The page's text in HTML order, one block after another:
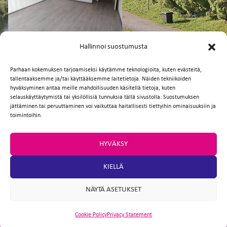
Hallinnoi suostumusta
Parhaan kokemuksen tarjoamiseksi käytämme teknologioita, kuten evästeitä,
tallentaaksemme ja/tai käyttääksemme laitetietoja. Näiden tekniikoiden
hyväksyminen antaa meille mahdollisuuden käsitellä tietoja, kuten
selauskäyttäytymistä tai yksilöllisiä tunnuksia tällä sivustolla. Suostumuksen
jättäminen tai peruuttaminen voi vaikuttaa haitallisesti tiettyihin ominaisuuksiin ja
toimintoihin.
HYVÄKSY
KIELLÄ
NÄYTÄ ASETUKSET
Cookie PolicyPrivacy Statement
Facebook
TwitterEmailWhatsApp